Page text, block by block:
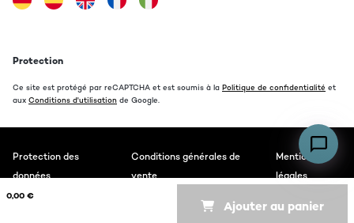
0,00 €
Ajouter au panier
Protection
Ce site est protégé par reCAPTCHA et est soumis à la Politique de confidentialité et
aux Conditions d'utilisation de Google.
Protection des
données
Conditions générales de
vente
Mentions
légales
Copyright © 2026 auna. All rights reserved